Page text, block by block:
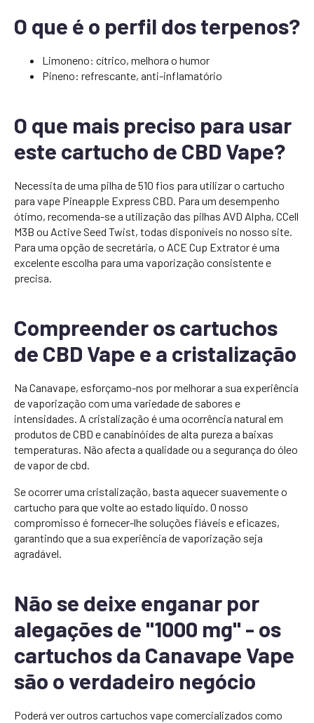
O que é o perfil dos terpenos?
Limoneno: cítrico, melhora o humor
Pineno: refrescante, anti-inflamatório
O que mais preciso para usar
este cartucho de CBD Vape?
Necessita de uma pilha de 510 fios para utilizar o cartucho
para vape Pineapple Express CBD. Para um desempenho
ótimo, recomenda-se a utilização das pilhas AVD Alpha, CCell
M3B ou Active Seed Twist, todas disponíveis no nosso site.
Para uma opção de secretária, o ACE Cup Extrator é uma
excelente escolha para uma vaporização consistente e
precisa.
Compreender os cartuchos
de CBD Vape e a cristalização
Na Canavape, esforçamo-nos por melhorar a sua experiência
de vaporização com uma variedade de sabores e
intensidades. A cristalização é uma ocorrência natural em
produtos de CBD e canabinóides de alta pureza a baixas
temperaturas. Não afecta a qualidade ou a segurança do óleo
de vapor de cbd.
Se ocorrer uma cristalização, basta aquecer suavemente o
cartucho para que volte ao estado líquido. O nosso
compromisso é fornecer-lhe soluções fiáveis e eficazes,
garantindo que a sua experiência de vaporização seja
agradável.
Não se deixe enganar por
alegações de "1000 mg" - os
cartuchos da Canavape Vape
são o verdadeiro negócio
Poderá ver outros cartuchos vape comercializados como